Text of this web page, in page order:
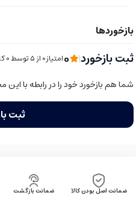
ثبت بازخورد|
0امتیاز0 از ۵ توسط 0 کاربر
شما هم بازخورد خود را در رابطه با
ثبت
ضمانت اصل بودن کالا ضمانت بازگشت